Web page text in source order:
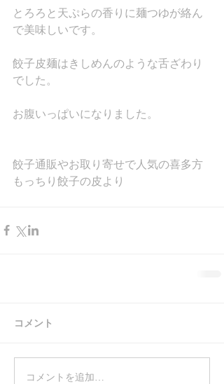
とろろと天ぷらの香りに麺つゆが絡ん
で美味しいです。
餃子皮麺はきしめんのような舌ざわり
でした。
お腹いっぱいになりました。
餃子通販やお取り寄せで人気の喜多方
もっちり餃子の皮より
コメント
コメントを追加…